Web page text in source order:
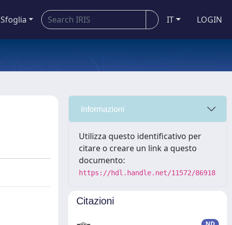
Sfoglia IT LOGIN
Informazioni
Utilizza questo identificativo per
citare o creare un link a questo
documento:
https://hdl.handle.net/11572/86918
Citazioni